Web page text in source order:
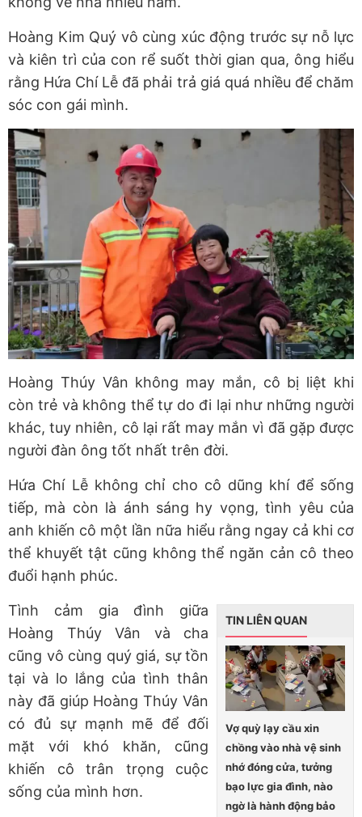
Hoàng Kim Quý vô cùng xúc động trước sự nỗ lực
và kiên trì của con rể suốt thời gian qua, ông hiểu
rằng Hứa Chí Lễ đã phải trả giá quá nhiều để chăm
sóc con gái mình.
Hoàng Thúy Vân không may mắn, cô bị liệt khi
còn trẻ và không thể tự do đi lại như những người
khác, tuy nhiên, cô lại rất may mắn vì đã gặp được
người đàn ông tốt nhất trên đời.
Hứa Chí Lễ không chỉ cho cô dũng khí để sống
tiếp, mà còn là ánh sáng hy vọng, tình yêu của
anh khiến cô một lần nữa hiểu rằng ngay cả khi cơ
thể khuyết tật cũng không thể ngăn cản cô theo
đuổi hạnh phúc.
TIN LIÊN QUAN
Vợ quỳ lạy cầu xin
chồng vào nhà vệ sinh
nhớ đóng cửa, tưởng
bạo lực gia đình, nào
ngờ là hành động bảo
Tình cảm gia đình giữa
Hoàng Thúy Vân và cha
cũng vô cùng quý giá, sự tồn
tại và lo lắng của tình thân
này đã giúp Hoàng Thúy Vân
có đủ sự mạnh mẽ để đối
mặt với khó khăn, cũng
khiến cô trân trọng cuộc
sống của mình hơn.